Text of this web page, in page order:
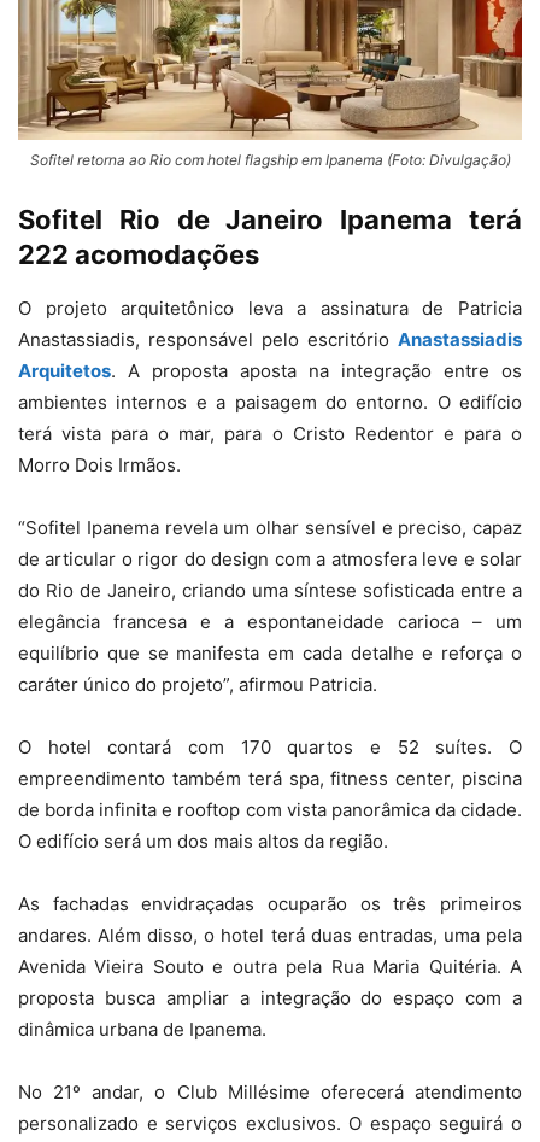
Sofitel retorna ao Rio com hotel flagship em Ipanema (Foto: Divulgação)
Sofitel Rio de Janeiro Ipanema terá
222 acomodações
O projeto arquitetônico leva a assinatura de Patricia
Anastassiadis, responsável pelo escritório Anastassiadis
Arquitetos. A proposta aposta na integração entre os
ambientes internos e a paisagem do entorno. O edifício
terá vista para o mar, para o Cristo Redentor e para o
Morro Dois Irmãos.
“Sofitel Ipanema revela um olhar sensível e preciso, capaz
de articular o rigor do design com a atmosfera leve e solar
do Rio de Janeiro, criando uma síntese sofisticada entre a
elegância francesa e a espontaneidade carioca – um
equilíbrio que se manifesta em cada detalhe e reforça o
caráter único do projeto”, afirmou Patricia.
O hotel contará com 170 quartos e 52 suítes. O
empreendimento também terá spa, fitness center, piscina
de borda infinita e rooftop com vista panorâmica da cidade.
O edifício será um dos mais altos da região.
As fachadas envidraçadas ocuparão os três primeiros
andares. Além disso, o hotel terá duas entradas, uma pela
Avenida Vieira Souto e outra pela Rua Maria Quitéria. A
proposta busca ampliar a integração do espaço com a
dinâmica urbana de Ipanema.
No 21º andar, o Club Millésime oferecerá atendimento
personalizado e serviços exclusivos. O espaço seguirá o